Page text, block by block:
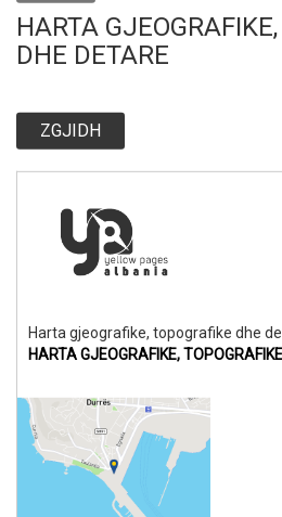
HARTA
DHE DETARE
ZGJIDH
Harta gjeografike, topografike dhe
HARTA GJEOGRAFIKE,